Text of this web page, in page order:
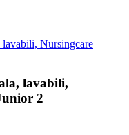
lavabili, Nursingcare
lavabili,
2